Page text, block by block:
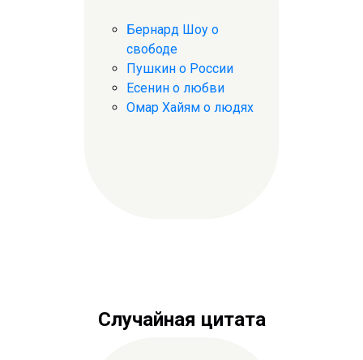
Бернард Шоу о
свободе
Пушкин о России
Есенин о любви
Омар Хайям о людях
Случайная цитата